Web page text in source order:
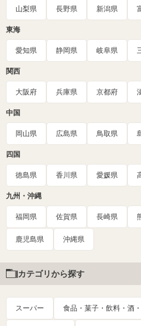
山梨県 長野県 新潟県
東海
愛知県 静岡県 岐阜県
関西
大阪府 兵庫県 京都府
中国
岡山県 広島県 鳥取県
四国
徳島県 香川県 愛媛県
九州・沖縄
福岡県 佐賀県 長崎県
鹿児島県 沖縄県
カテゴリから探す
スーパー 食品・菓子・飲料・酒